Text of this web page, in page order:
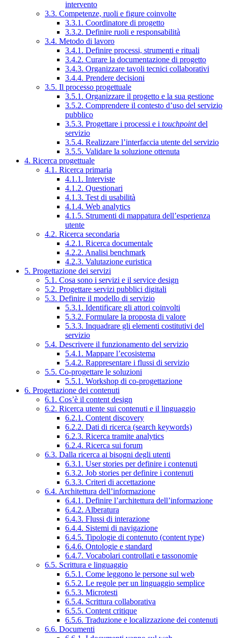
intervento
3.3. Competenze, ruoli e figure coinvolte
3.3.1. Coordinatore di progetto
3.3.2. Definire ruoli e responsabilità
3.4. Metodo di lavoro
3.4.1. Definire processi, strumenti e rituali
3.4.2. Curare la documentazione di progetto
3.4.3. Organizzare tavoli tecnici collaborativi
3.4.4. Prendere decisioni
3.5. Il processo progettuale
3.5.1. Organizzare il progetto e la sua gestione
3.5.2. Comprendere il contesto d’uso del servizio
pubblico
3.5.3. Progettare i processi e i touchpointdel
servizio
3.5.4. Realizzare l’interfaccia utente del servizio
3.5.5. Validare la soluzione ottenuta
4. Ricerca progettuale
4.1. Ricerca primaria
4.1.1. Interviste
4.1.2. Questionari
4.1.3. Test di usabilità
4.1.4. Web analytics
4.1.5. Strumenti di mappatura dell’esperienza
utente
4.2. Ricerca secondaria
4.2.1. Ricerca documentale
4.2.2. Analisi benchmark
4.2.3. Valutazione euristica
5. Progettazione dei servizi
5.1. Cosa sono i servizi e il service design
5.2. Progettare servizi pubblici digitali
5.3. Definire il modello di servizio
5.3.1. Identificare gli attori coinvolti
5.3.2. Formulare la proposta di valore
5.3.3. Inquadrare gli elementi costitutivi del
servizio
5.4. Descrivere il funzionamento del servizio
5.4.1. Mappare l’ecosistema
5.4.2. Rappresentare i flussi di servizio
5.5. Co-progettare le soluzioni
5.5.1. Workshop di co-progettazione
6. Progettazione dei contenuti
6.1. Cos’è il content design
6.2. Ricerca utente sui contenuti e il linguaggio
6.2.1. Content discovery
6.2.2. Dati di ricerca (search keywords)
6.2.3. Ricerca tramite analytics
6.2.4. Ricerca sui forum
6.3. Dalla ricerca ai bisogni degli utenti
6.3.1. User stories per definire i contenuti
6.3.2. Job stories per definire i contenuti
6.3.3. Criteri di accettazione
6.4. Architettura dell’informazione
6.4.1. Definire l’architettura dell’informazione
6.4.2. Alberatura
6.4.3. Flussi di interazione
6.4.4. Sistemi di navigazione
6.4.5. Tipologie di contenuto (content type)
6.4.6. Ontologie e standard
6.4.7. Vocabolari controllati e tassonomie
6.5. Scrittura e linguaggio
6.5.1. Come leggono le persone sul web
6.5.2. Le regole per un linguaggio semplice
6.5.3. Microtesti
6.5.4. Scrittura collaborativa
6.5.5. Content critique
6.5.6. Traduzione e localizzazione dei contenuti
6.6. Documenti